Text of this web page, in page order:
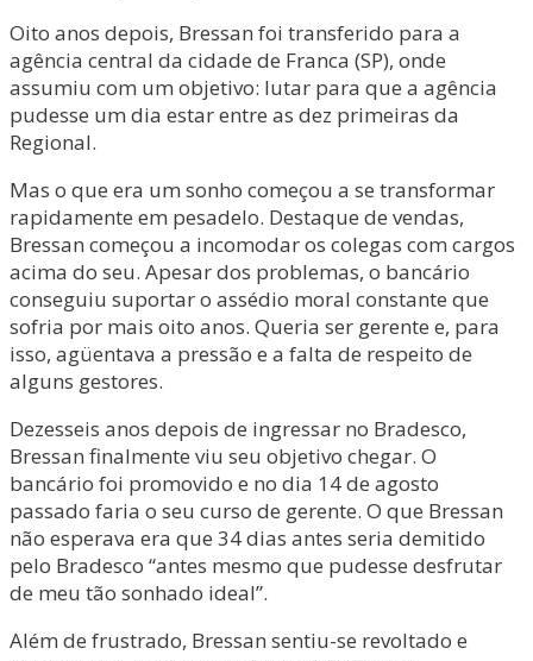
Oito anos depois, Bressan foi transferido para a
agência central da cidade de Franca (SP), onde
assumiu com um objetivo: lutar para que a agência
pudesse um dia estar entre as dez primeiras da
Regional.
Mas o que era um sonho começou a se transformar
rapidamente em pesadelo. Destaque de vendas,
Bressan começou a incomodar os colegas com cargos
acima do seu. Apesar dos problemas, o bancário
conseguiu suportar o assédio moral constante que
sofria por mais oito anos. Queria ser gerente e, para
isso, agüentava a pressão e a falta de respeito de
alguns gestores.
Dezesseis anos depois de ingressar no Bradesco,
Bressan finalmente viu seu objetivo chegar. O
bancário foi promovido e no dia 14 de agosto
passado faria o seu curso de gerente. O que Bressan
não esperava era que 34 dias antes seria demitido
pelo Bradesco “antes mesmo que pudesse desfrutar
de meu tão sonhado ideal”.
Além de frustrado, Bressan sentiu-se revoltado e